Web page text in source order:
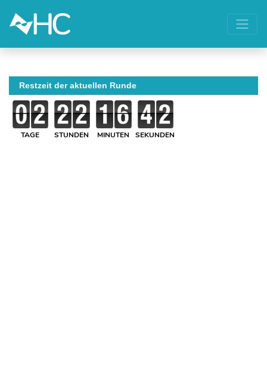
Restzeit der aktuellen Runde
TAGE STUNDEN MINUTEN SEKUNDEN